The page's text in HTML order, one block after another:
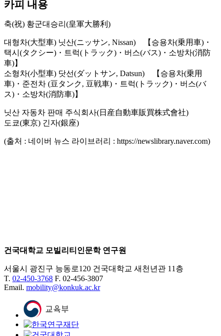
카피 내용
축(祝) 황군대승리(皇軍大勝利)
대형차(大型車) 닛산(ニッサン, Nissan) 【승용차(乗用車)・
택시(タクシー)・트럭(トラック)・버스(バス)・소방차(消防
車)】
소형차(小型車) 닷선(ダットサン, Datsun) 【승용차(乗用
車)・준전차 (豆タンク, 豆戦車)・트럭(トラック)・버스(バ
ス)・소방차(消防車)】
닛산 자동차 판매 주식회사(日産自動車販買株式會社)
도쿄(東京) 긴자(銀座)
(출처 : 네이버 뉴스 라이브러리 : https://newslibrary.naver.com)
건국대학교 모빌리티인문학 연구원
서울시 광진구 능동로120 건국대학교 새천년관 11층
T. 02-450-3768 F. 02-456-3807
Email. mobility@konkuk.ac.kr